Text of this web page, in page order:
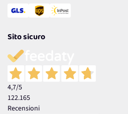
Sito sicuro
4,7/5
122.165
Recensioni